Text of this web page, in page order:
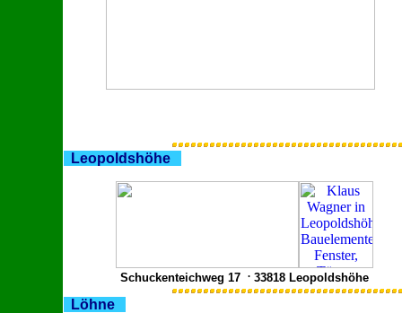
Leopoldshöhe
Schuckenteichweg 17 .33818 Leopoldshöhe
Löhne